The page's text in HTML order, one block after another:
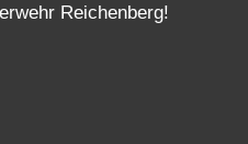
Reichenberg!